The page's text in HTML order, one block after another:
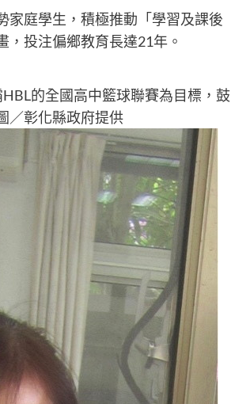
家庭學生，積極推動「學習及課後
投注偏鄉教育長達21年。
的全國高中籃球聯賽為目標，鼓
／彰化縣政府提供